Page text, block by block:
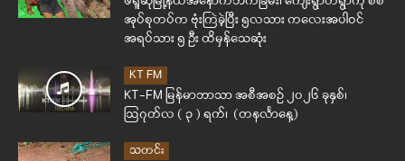
အုပ်စုတပ်က ဗုံးကြဲခဲ့ပြီး ၅လသား ကလေးအပါဝင်
အရပ်သား ၅ ဦး ထိမှန်သေဆုံး
KT FM
KT-FM မြန်မာဘာသာ အစီအစဉ် ၂၀၂၆ ခုနှစ်၊
ဩဂုတ်လ ( ၃ ) ရက်၊ (တနင်္လာနေ့)
သတင်း